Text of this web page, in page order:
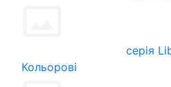
серія
Кольорові